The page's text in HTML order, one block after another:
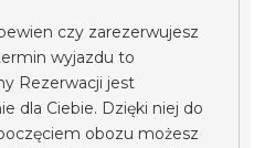
czy zarezerwujesz
wyjazdu to
Rezerwacji jest
dla Ciebie. Dzięki niej do
obozu możesz